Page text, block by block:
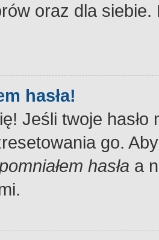
oraz dla
hasła!
Jeśli twoje
go.
hasła a